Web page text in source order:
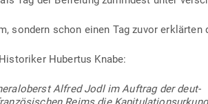
sondern schon einen Tag zuvor
Hubertus Knabe:
Alfred Jodl im Auftrag der deut­